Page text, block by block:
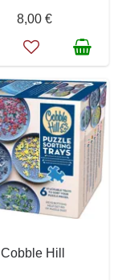
8,00 €
Cobble Hill